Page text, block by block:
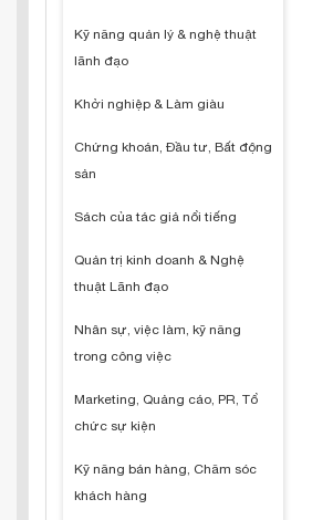
Kỹ năng quản lý & nghệ thuật
lãnh đạo
Khởi nghiệp & Làm giàu
Chứng khoán, Đầu tư, Bất động
sản
Sách của tác giả nổi tiếng
Quản trị kinh doanh & Nghệ
thuật Lãnh đạo
Nhân sự, việc làm, kỹ năng
trong công việc
Marketing, Quảng cáo, PR, Tổ
chức sự kiện
Kỹ năng bán hàng, Chăm sóc
khách hàng